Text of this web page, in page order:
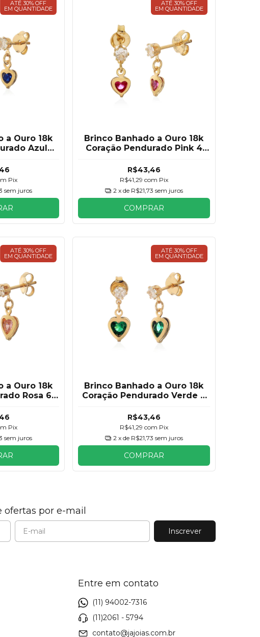
ATÉ 30% OFF
EM QUANTIDADE
a Ouro 18k
Azul
Pix
sem juros
ATÉ 30% OFF
EM QUANTIDADE
Brinco Banhado a Ouro 18k
Coração Pendurado Pink 4
R$43,46
R$41,29 com Pix
2 x de R$21,73 sem juros
COMPRAR
ATÉ 30% OFF
EM QUANTIDADE
a Ouro 18k
Rosa 6
Pix
sem juros
ATÉ 30% OFF
EM QUANTIDADE
Brinco Banhado a Ouro 18k
Coração Pendurado Verde 6
R$43,46
R$41,29 com Pix
2 x de R$21,73 sem juros
COMPRAR
ofertas por e-mail
Entre em contato
(11) 94002-7316
(11)2061 - 5794
contato@jajoias.com.br